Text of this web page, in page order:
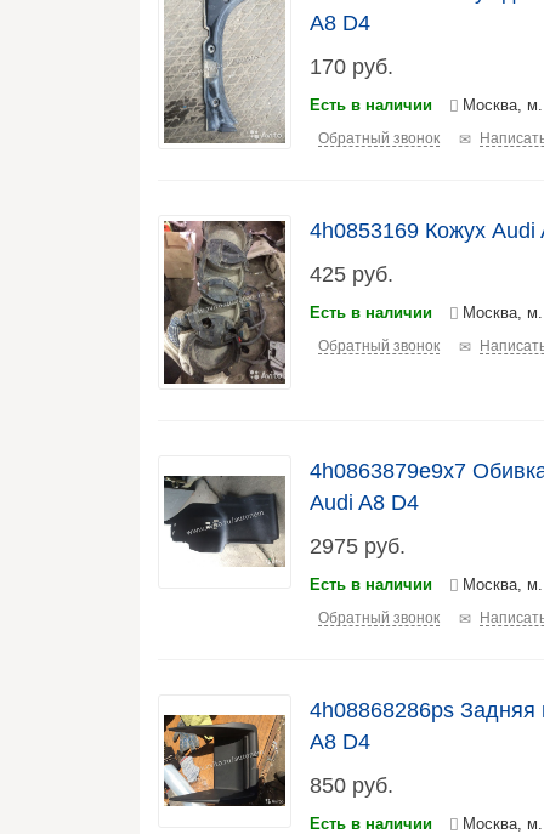
A8 D4
170 руб.
Есть в наличии Москва,
Обратный звонок
4h0853169 Кожух Audi
425 руб.
Есть в наличии Москва,
Обратный звонок
4h0863879e9x7
Audi A8 D4
2975 руб.
Есть в наличии Москва,
Обратный звонок
4h08868286ps
A8 D4
850 руб.
Есть в наличии Москва,